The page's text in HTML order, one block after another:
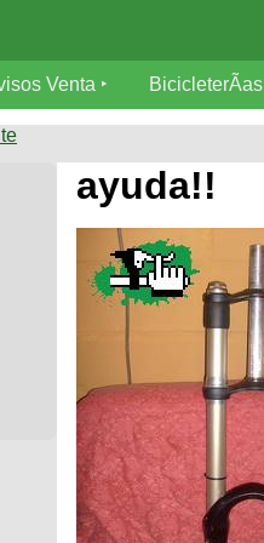
Venta BicicleterÃ­as
ayuda!!